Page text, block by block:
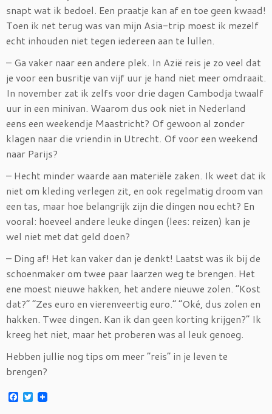
snapt wat ik bedoel. Een praatje kan af en toe geen kwaad!
Toen ik net terug was van mijn Asia-trip moest ik mezelf
echt inhouden niet tegen iedereen aan te lullen.
– Ga vaker naar een andere plek. In Azië reis je zo veel dat
je voor een busritje van vijf uur je hand niet meer omdraait.
In november zat ik zelfs voor drie dagen Cambodja twaalf
uur in een minivan. Waarom dus ook niet in Nederland
eens een weekendje Maastricht? Of gewoon al zonder
klagen naar die vriendin in Utrecht. Of voor een weekend
naar Parijs?
– Hecht minder waarde aan materiële zaken. Ik weet dat ik
niet om kleding verlegen zit, en ook regelmatig droom van
een tas, maar hoe belangrijk zijn die dingen nou echt? En
vooral: hoeveel andere leuke dingen (lees: reizen) kan je
wel niet met dat geld doen?
– Ding af! Het kan vaker dan je denkt! Laatst was ik bij de
schoenmaker om twee paar laarzen weg te brengen. Het
ene moest nieuwe hakken, het andere nieuwe zolen. “Kost
dat?” “Zes euro en vierenveertig euro.” “Oké, dus zolen en
hakken. Twee dingen. Kan ik dan geen korting krijgen?” Ik
kreeg het niet, maar het proberen was al leuk genoeg.
Hebben jullie nog tips om meer “reis” in je leven te
brengen?
F
T
w